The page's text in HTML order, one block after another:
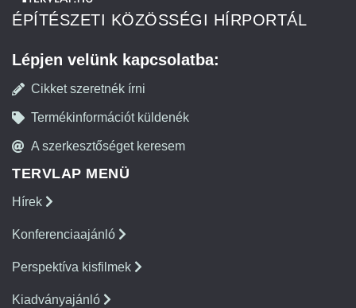
ÉPÍTÉSZETI KÖZÖSSÉGI HÍRPORTÁL
Lépjen velünk kapcsolatba:
Cikket szeretnék írni
Termékinformációt küldenék
A szerkesztőséget keresem
TERVLAP MENÜ
Hírek
Konferenciaajánló
Perspektíva kisfilmek
Kiadványajánló